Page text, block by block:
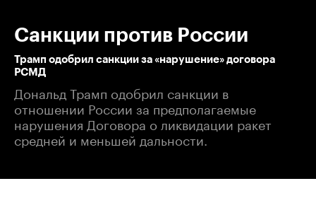
Санкции против России
Трамп одобрил санкции за «нарушение» договора
РСМД
Дональд Трамп одобрил санкции в
отношении России за предполагаемые
нарушения Договора о ликвидации ракет
средней и меньшей дальности.